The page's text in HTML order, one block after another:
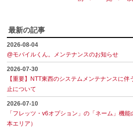
最新の記事
2026-08-04
@モバイルくん。メンテナンスのお知らせ
2026-07-30
【重要】NTT東西のシステムメンテナンスに
止について
2026-07-10
「フレッツ・v6オプション」の「ネーム」機
本エリア）